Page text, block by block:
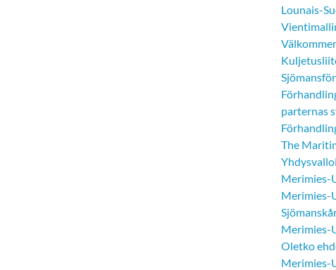
Lounais-
parternas
The
Merimies-
Merimies-
Merimies-
Oletko
Merimies-